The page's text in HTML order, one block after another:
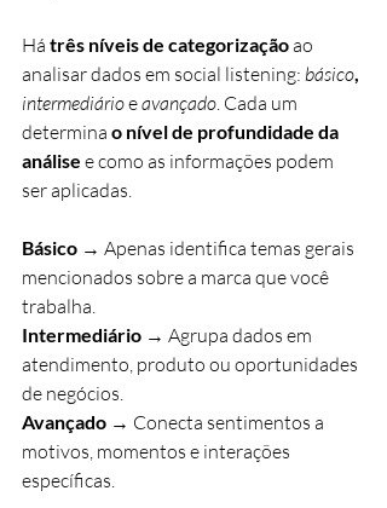
Há três níveis de categorização ao
analisar dados em social listening: básico,
intermediárioe avançado. Cada um
determina o nível de profundidade da
análise e como as informações podem
ser aplicadas.
Básico → Apenas identifica temas gerais
mencionados sobre a marca que você
trabalha.
Intermediário → Agrupa dados em
atendimento, produto ou oportunidades
de negócios.
Avançado → Conecta sentimentos a
motivos, momentos e interações
específicas.